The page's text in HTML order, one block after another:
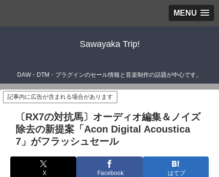
MENU
Sawayaka Trip!
DAW・DTM・プラグインのセール情報と音楽制作の話題が中心です。
記事内に広告が含まれる場合があります
〔RX7の対抗馬〕オーディオ編集＆ノイズ
除去の新提案「Acon Digital Acoustica
7」がフラッシュセール
X Facebook はてブ